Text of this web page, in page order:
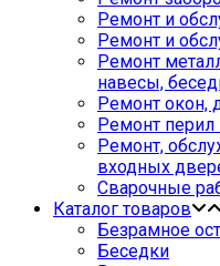
Ремонт и
Ремонт и
Ремонт
навесы,
Ремонт окон,
Ремонт
Ремонт,
входных
Сварочные
Каталог товаров
Безрамное
Беседки